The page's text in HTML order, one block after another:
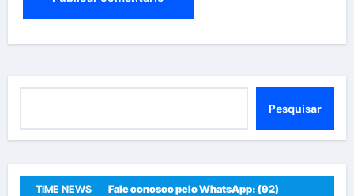
Pesquisar
TIME NEWS
Fale conosco pelo WhatsApp: (92)